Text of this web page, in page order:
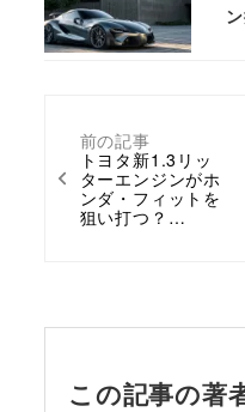
前の記事
トヨタ新1.3リッ
ターエンジンがホ
ンダ・フィットを
狙い打つ？…
この記事の著